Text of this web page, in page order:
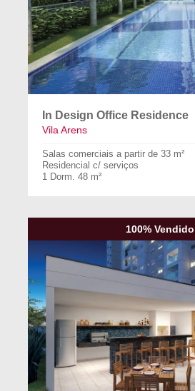
In Design Office Residence
Vila Arens
Salas comerciais a partir de 33 m²
Residencial c/ serviços
1 Dorm. 48 m²
100% Vendido